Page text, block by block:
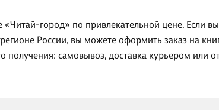
город» по привлекательной цене. Если
России, вы можете оформить заказ на
самовывоз, доставка курьером или